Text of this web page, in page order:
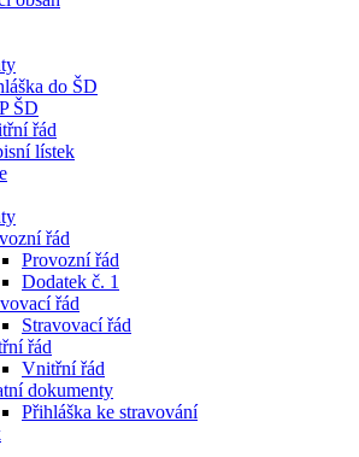
do ŠD
ŠD
řád
lístek
řád
Provozní řád
Dodatek č. 1
řád
Stravovací řád
řád
Vnitřní řád
dokumenty
Přihláška ke stravování